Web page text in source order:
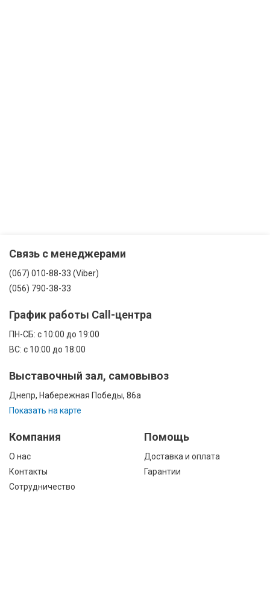
Связь с менеджерами
(067) 010-88-33 (Viber)
(056) 790-38-33
График работы Call-центра
ПН-CБ: с 10:00 до 19:00
ВС: с 10:00 до 18:00
Выставочный зал, самовывоз
Днепр, Набережная Победы, 86а
Показать на карте
Компания
О нас
Контакты
Сотрудничество
Помощь
Доставка и оплата
Гарантии